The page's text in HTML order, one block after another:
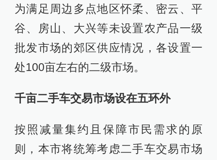
为满足周边多点地区怀柔、密云、平
谷、房山、大兴等未设置农产品一级
批发市场的郊区供应情况，各设置一
处100亩左右的二级市场。
千亩二手车交易市场设在五环外
按照减量集约且保障市民需求的原
则，本市将统筹考虑二手车交易市场